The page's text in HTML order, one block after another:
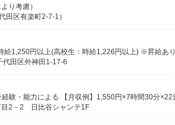
り考慮）
田区有楽町2-7-1）
給1,250円以上(高校生：時給1,226円以上) ※昇給あり
代田区外神田1-17-6
目2－2 日比谷シャンテ1F